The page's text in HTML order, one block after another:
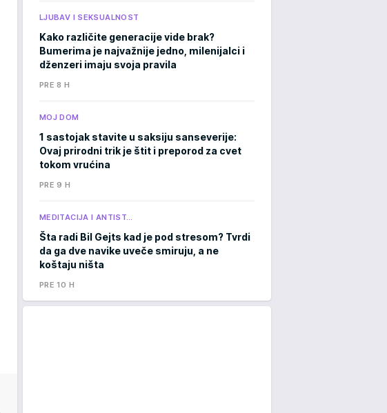
LJUBAV I SEKSUALNOST
Kako različite generacije vide brak?
Bumerima je najvažnije jedno, milenijalci i
dženzeri imaju svoja pravila
PRE 8 H
MOJ DOM
1 sastojak stavite u saksiju sanseverije:
Ovaj prirodni trik je štit i preporod za cvet
tokom vrućina
PRE 9 H
MEDITACIJA I ANTIST…
Šta radi Bil Gejts kad je pod stresom? Tvrdi
da ga dve navike uveče smiruju, a ne
koštaju ništa
PRE 10 H